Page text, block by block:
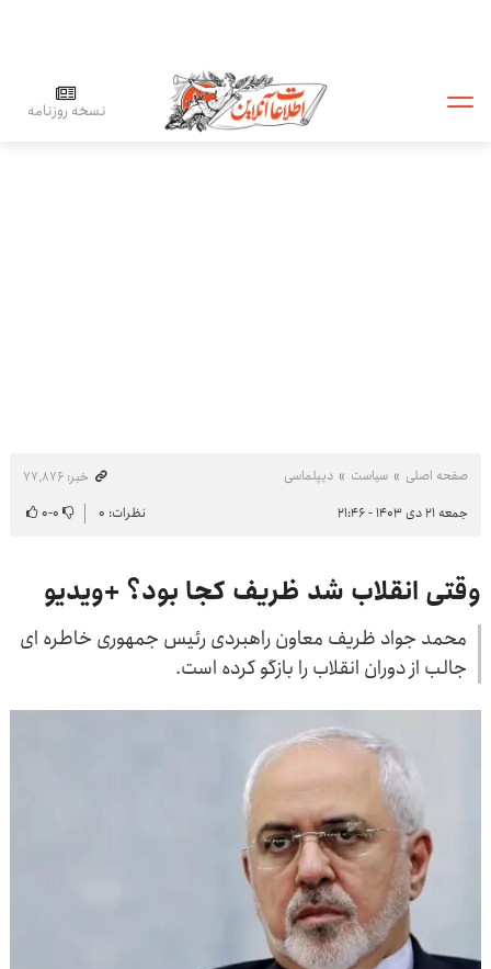
نسخه روزنامه
صفحه اصلی سیاست دیپلماسی
خبر: ۷۷٬۸۷۶
جمعه ۲۱ دی ۱۴۰۳ - ۲۱:۴۶
نظرات: ۰ ۰-۰
وقتی انقلاب شد ظریف کجا بود؟ +ویدیو
محمد جواد ظریف معاون راهبردی رئیس جمهوری خاطره ای
جالب از دوران انقلاب را بازگو کرده است.